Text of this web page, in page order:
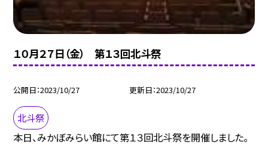
１０月２７日（金） 第１３回北斗祭
公開日 2023/10/27 更新日 2023/10/27
北斗祭
本日、みかぼみらい館にて第１３回北斗祭を開催しました。